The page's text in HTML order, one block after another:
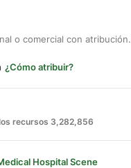
o comercial con atribución.
¿Cómo atribuir?
recursos 3,282,856
Hospital Scene